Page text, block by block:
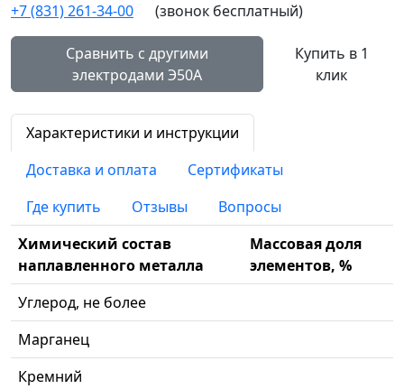
+7 (831) 261-34-00 (звонок бесплатный)
Сравнить с другими
электродами Э50А
Купить в 1
клик
Характеристики и инструкции
Доставка и оплата
Сертификаты
Где купить
Отзывы
Вопросы
Химический состав
наплавленного металла
Массовая доля
элементов, %
Углерод, не более
Марганец
Кремний